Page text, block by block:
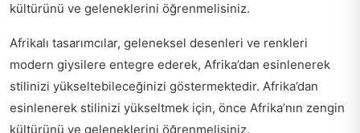
kültürünü ve geleneklerini öğrenmelisiniz.
Afrikalı tasarımcılar, geleneksel desenleri ve renkleri
modern giysilere entegre ederek, Afrika’dan esinlenerek
stilinizi yükseltebileceğinizi göstermektedir. Afrika’dan
esinlenerek stilinizi yükseltmek için, önce Afrika’nın zengin
kültürünü ve geleneklerini öğrenmelisiniz.